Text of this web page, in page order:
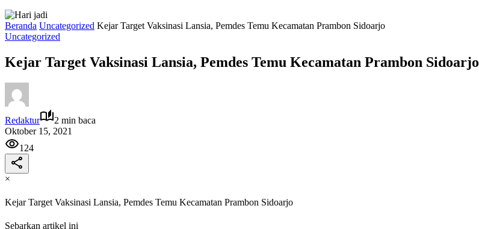
Beranda Uncategorized Kejar Target Vaksinasi Lansia, Pemdes Temu Kecamatan Prambon Sidoarjo
Uncategorized
Kejar Target Vaksinasi Lansia, Pemdes Temu Kecamatan Prambon Sidoarjo
Redaktur
2 min baca
Oktober 15, 2021
124
×
Kejar Target Vaksinasi Lansia, Pemdes Temu Kecamatan Prambon Sidoarjo
Sebarkan artikel ini